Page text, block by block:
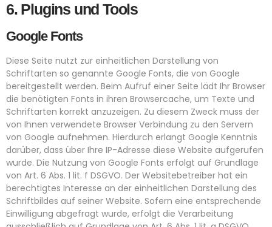
6. Plugins und Tools
Google Fonts
Diese Seite nutzt zur einheitlichen Darstellung von
Schriftarten so genannte Google Fonts, die von Google
bereitgestellt werden. Beim Aufruf einer Seite lädt Ihr Browser
die benötigten Fonts in ihren Browsercache, um Texte und
Schriftarten korrekt anzuzeigen. Zu diesem Zweck muss der
von Ihnen verwendete Browser Verbindung zu den Servern
von Google aufnehmen. Hierdurch erlangt Google Kenntnis
darüber, dass über Ihre IP-Adresse diese Website aufgerufen
wurde. Die Nutzung von Google Fonts erfolgt auf Grundlage
von Art. 6 Abs. 1 lit. f DSGVO. Der Websitebetreiber hat ein
berechtigtes Interesse an der einheitlichen Darstellung des
Schriftbildes auf seiner Website. Sofern eine entsprechende
Einwilligung abgefragt wurde, erfolgt die Verarbeitung